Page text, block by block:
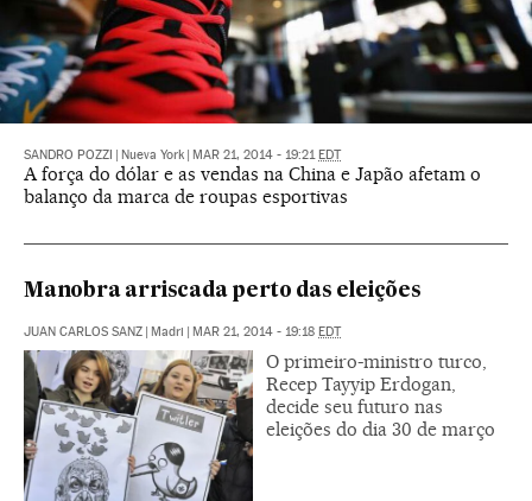
SANDRO POZZI Nueva York MAR 21, 2014 - 19:21 EDT
A força do dólar e as vendas na China e Japão afetam o
balanço da marca de roupas esportivas
Manobra arriscada perto das eleições
JUAN CARLOS SANZ Madri MAR 21, 2014 - 19:18 EDT
O primeiro-ministro turco,
Recep Tayyip Erdogan,
decide seu futuro nas
eleições do dia 30 de março